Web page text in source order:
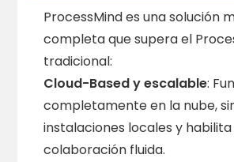
ProcessMind es una solución
completa que supera el
tradicional:
Cloud-Based y escalable:
completamente en la nube,
instalaciones locales y habilita
colaboración fluida.